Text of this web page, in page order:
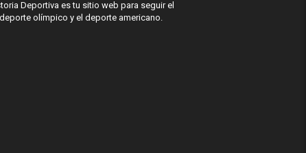
Deportiva es tu sitio web para seguir el
deporte olímpico y el deporte americano.